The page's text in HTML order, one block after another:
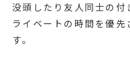
没頭したり友人同士の
ライベートの時間を優
す。